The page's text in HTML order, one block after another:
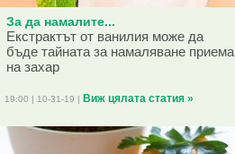
За да намалите...
Екстрактът от ванилия може да
бъде тайната за намаляване приема
на захар
19:00 | 10-31-19 | Виж цялата статия »